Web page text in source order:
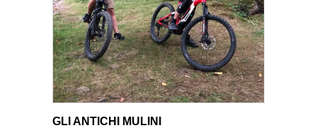
VIEW PRODUCT
VIEW PRODUCT
GLI ANTICHI MULINI